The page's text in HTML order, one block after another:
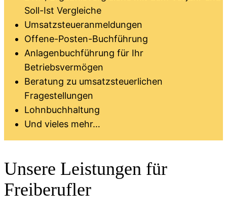
Soll-Ist Vergleiche
Umsatzsteueranmeldungen
Offene-Posten-Buchführung
Anlagenbuchführung für Ihr
Betriebsvermögen
Beratung zu umsatzsteuerlichen
Fragestellungen
Lohnbuchhaltung
Und vieles mehr…
Unsere Leistungen für
Freiberufler